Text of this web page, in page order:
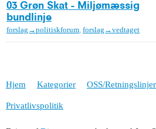
03 Grøn Skat - Miljømæssig
bundlinje
forslag→politiskforum, forslag→vedtaget
Hjem Kategorier OSS/Retningslinjer
Privatlivspolitik